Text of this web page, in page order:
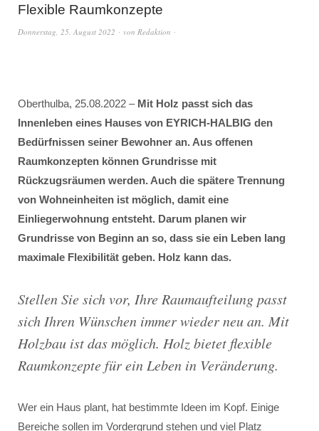
Flexible Raumkonzepte
Donnerstag, 25. August 2022 von Redaktion
Oberthulba, 25.08.2022 – Mit Holz passt sich das
Innenleben eines Hauses von EYRICH-HALBIG den
Bedürfnissen seiner Bewohner an. Aus offenen
Raumkonzepten können Grundrisse mit
Rückzugsräumen werden. Auch die spätere Trennung
von Wohneinheiten ist möglich, damit eine
Einliegerwohnung entsteht. Darum planen wir
Grundrisse von Beginn an so, dass sie ein Leben lang
maximale Flexibilität geben. Holz kann das.
Stellen Sie sich vor, Ihre Raumaufteilung passt
sich Ihren Wünschen immer wieder neu an. Mit
Holzbau ist das möglich. Holz bietet flexible
Raumkonzepte für ein Leben in Veränderung.
Wer ein Haus plant, hat bestimmte Ideen im Kopf. Einige
Bereiche sollen im Vordergrund stehen und viel Platz